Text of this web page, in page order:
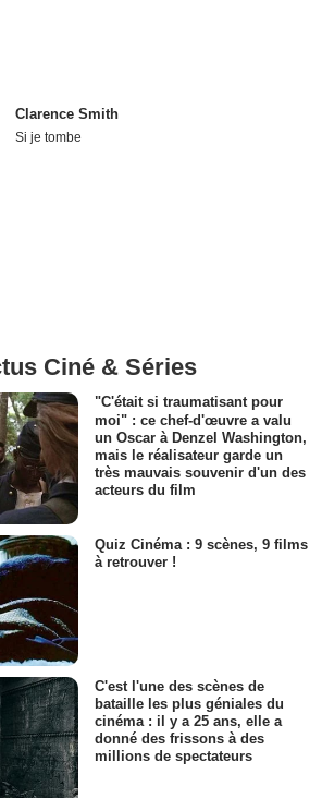
Clarence Smith
Si je tombe
Ciné & Séries
"C'était si traumatisant pour
moi" : ce chef-d'œuvre a valu
un Oscar à Denzel Washington,
mais le réalisateur garde un
très mauvais souvenir d'un des
acteurs du film
Quiz Cinéma : 9 scènes, 9 films
à retrouver !
C'est l'une des scènes de
bataille les plus géniales du
cinéma : il y a 25 ans, elle a
donné des frissons à des
millions de spectateurs